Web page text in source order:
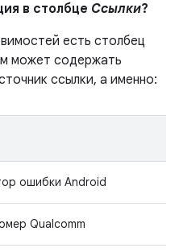
в столбце Ссылки?
есть столбец
может содержать
ссылки, а именно:
ошибки Android
Qualcomm